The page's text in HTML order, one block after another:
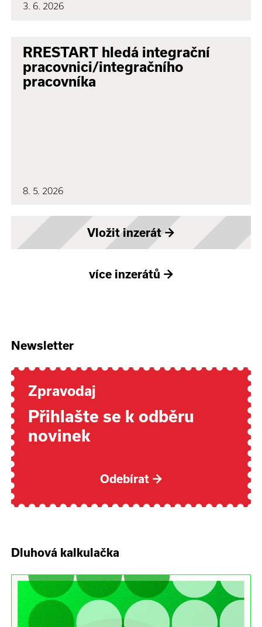
3. 6. 2026
RRESTART hledá integrační
pracovnici/integračního
pracovníka
8. 5. 2026
Vložit inzerát→
více inzerátů →
Newsletter
Zpravodaj
Přihlašte se k odběru
novinek
Odebírat →
Dluhová kalkulačka